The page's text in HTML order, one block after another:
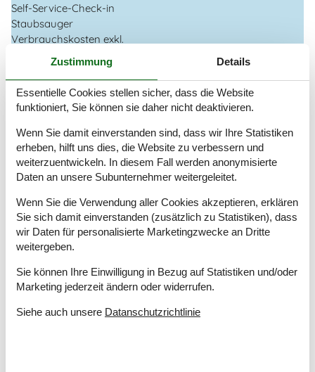
Self-Service-Check-in
Staubsauger
Verbrauchskosten exkl.
Waschmaschine
Winterfest
Draußen
Gartenmöbel
Kostenloser Parkplatz auf dem Gelände
Naturgrundstück
Trampolin
Energiesparendes Heizsystem
Rauchmelder
In der Nähe
Die nächste Stadt
9 km
Entf. zum Wasser/Baden
Entfernung Einkauf
Minigolf
Zustimmung Details
Essentielle Cookies stellen sicher, dass die Website
funktioniert, Sie können sie daher nicht deaktivieren.
Wenn Sie damit einverstanden sind, dass wir Ihre Statistiken
erheben, hilft uns dies, die Website zu verbessern und
weiterzuentwickeln. In diesem Fall werden anonymisierte
Daten an unsere Subunternehmer weitergeleitet.
Wenn Sie die Verwendung aller Cookies akzeptieren, erklären
Sie sich damit einverstanden (zusätzlich zu Statistiken), dass
wir Daten für personalisierte Marketingzwecke an Dritte
weitergeben.
Sie können Ihre Einwilligung in Bezug auf Statistiken und/oder
Marketing jederzeit ändern oder widerrufen.
Siehe auch unsere Datanschutzrichtlinie